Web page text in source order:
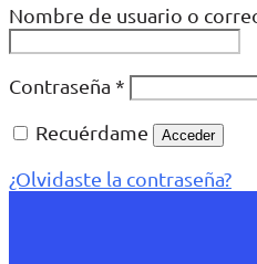
Nombre de usuario o
Contraseña *
Recuérdame
Acceder
¿Olvidaste la contraseña?